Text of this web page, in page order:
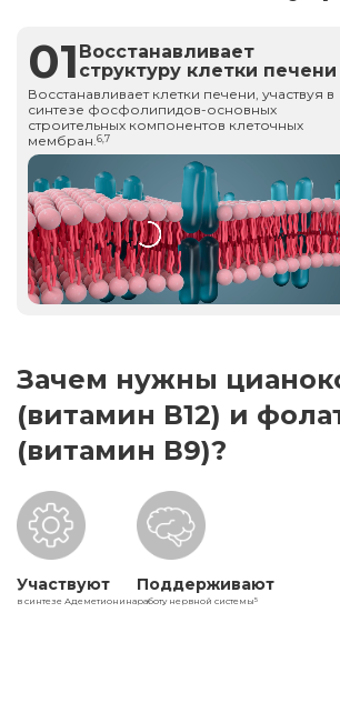
01 Восстанавливает
структуру клетки печени
Восстанавливает клетки печени, участвуя в
синтезе фосфолипидов-основных
строительных компонентов клеточных
мембран.6,7
Зачем нужны
(витамин В12) и
(витамин В9)?
Участвуют
в синтезе Адеметионина
Поддерживают
работу нервной системы5